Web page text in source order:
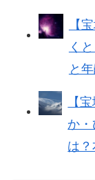
【
く
と
【
か
は